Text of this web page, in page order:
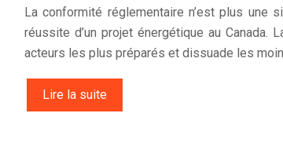
La conformité réglementaire n’est plus une
réussite d’un projet énergétique au
acteurs les plus préparés et dissuade les
Lire la suite